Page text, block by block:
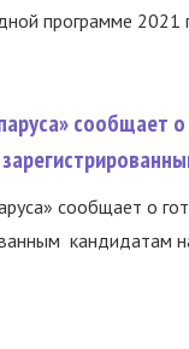
программе 2021
сообщает о
сообщает о
кандидатам